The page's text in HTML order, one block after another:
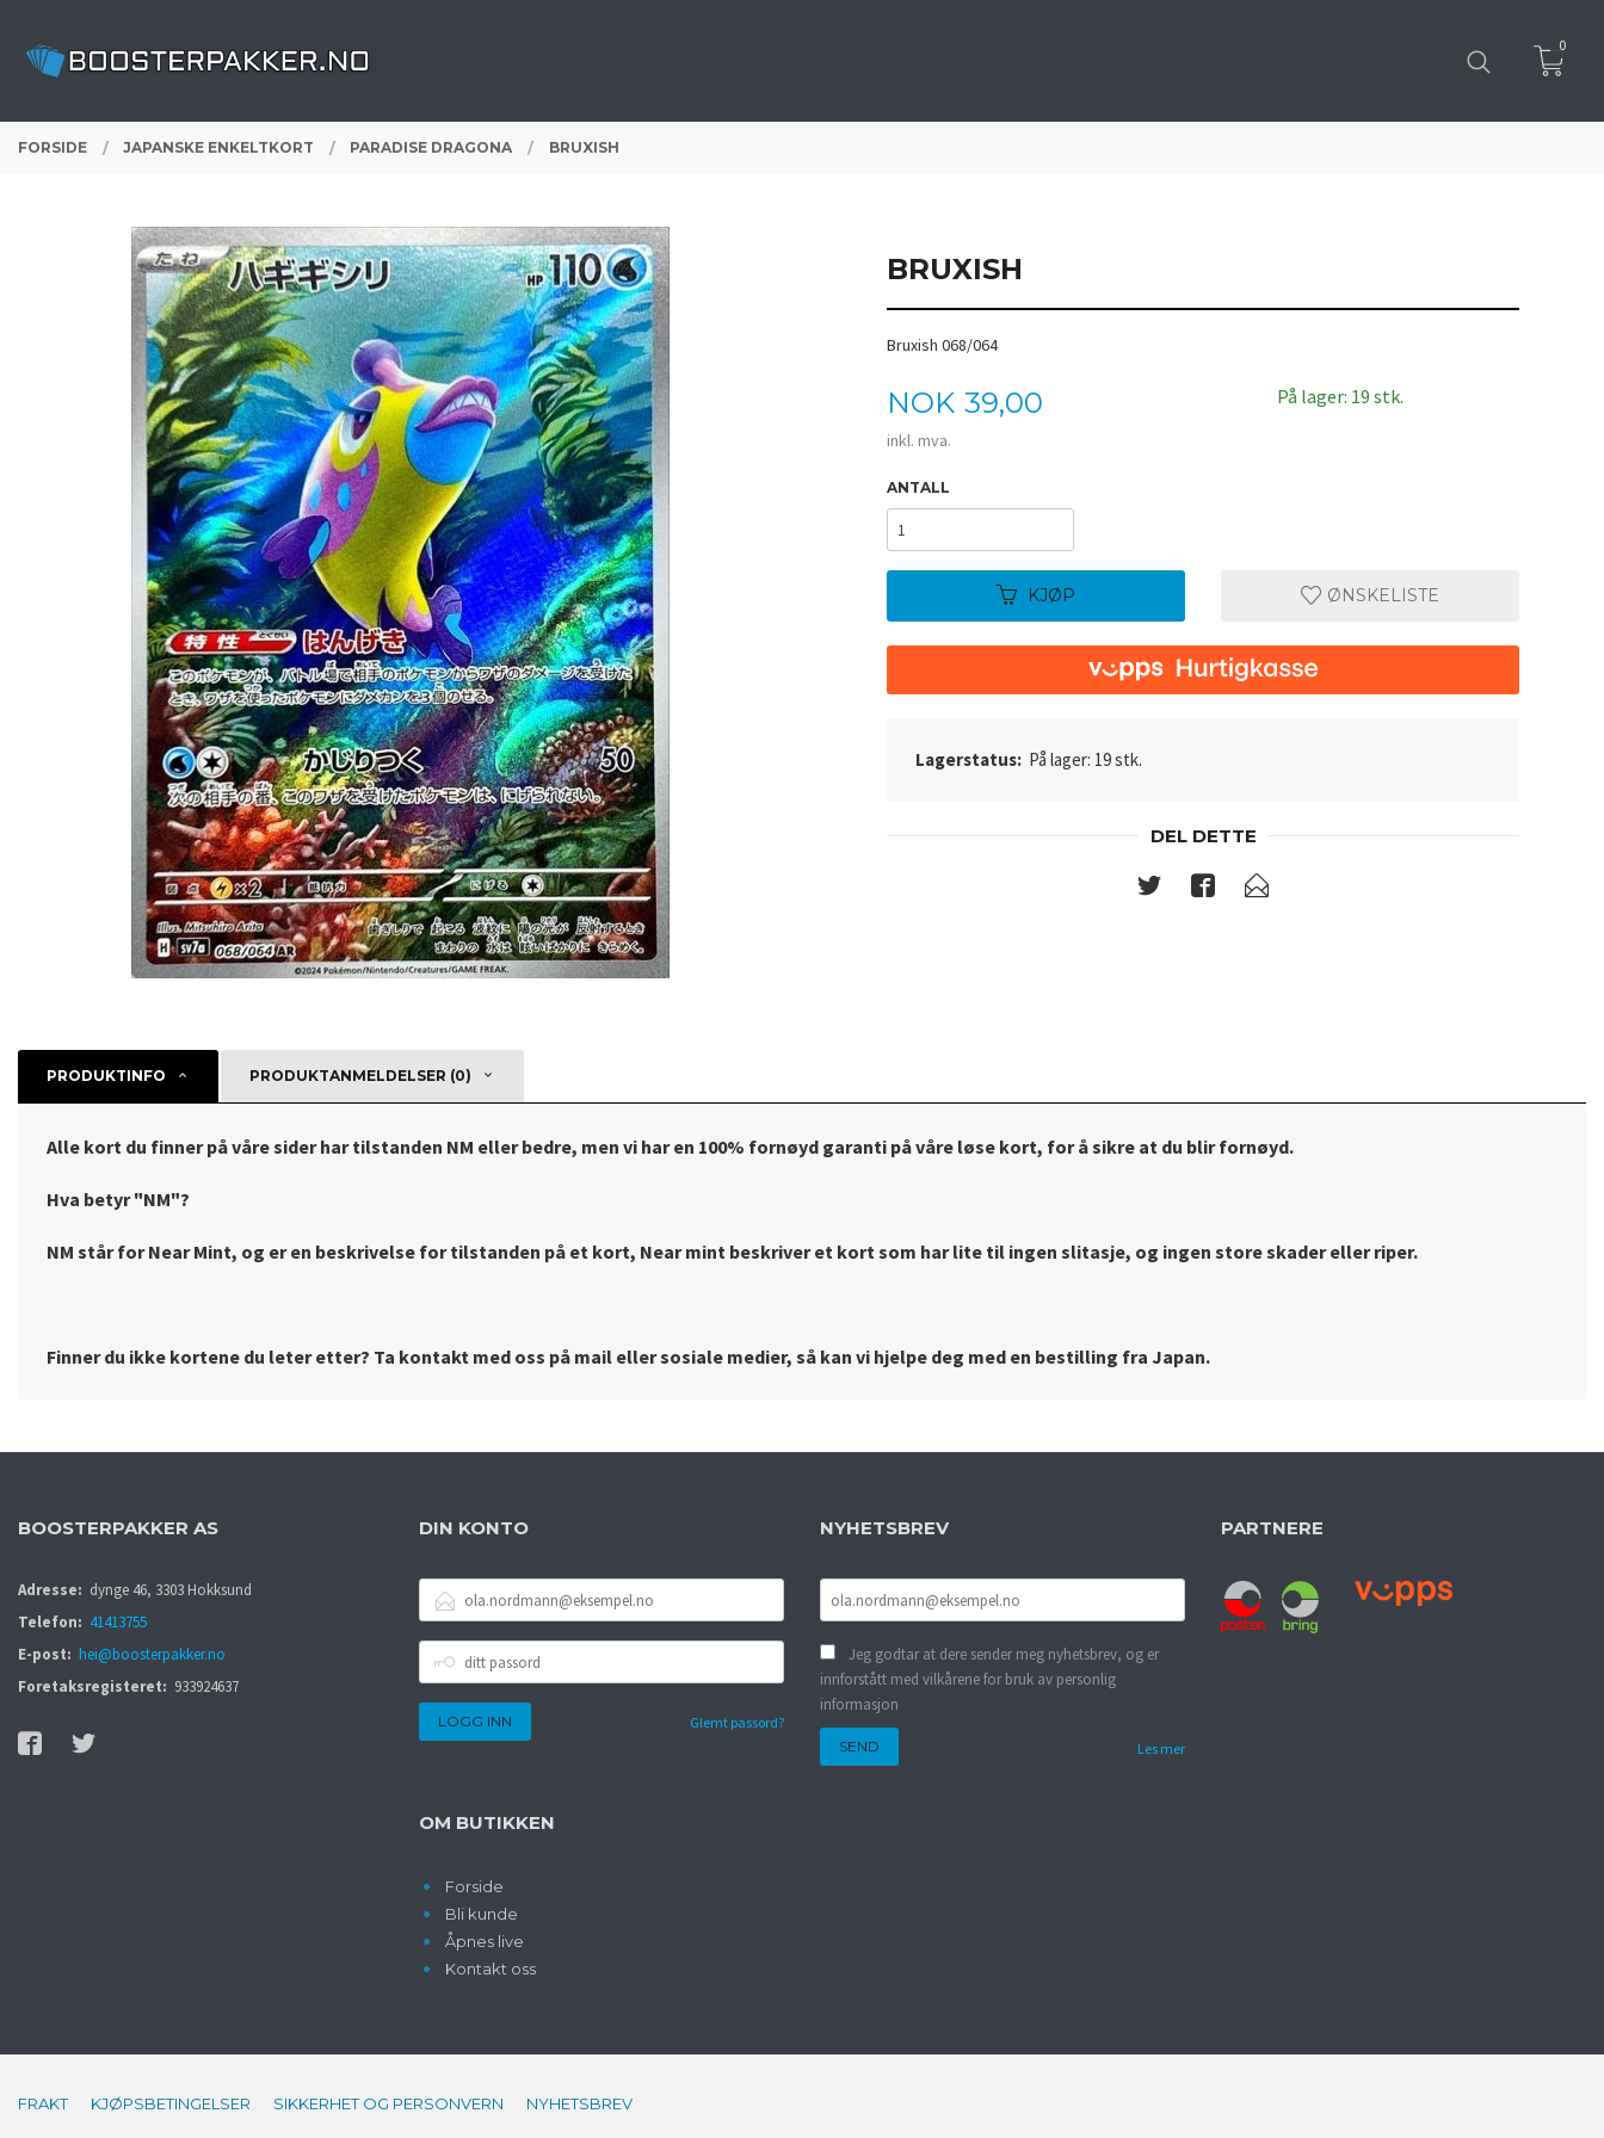
innholdet
0
FORSIDE JAPANSKE ENKELTKORT PARADISE DRAGONA BRUXISH
BRUXISH
Bruxish 068/064
Pris
NOK 39,00
inkl. mva.
På lager: 19 stk.
ANTALL
KJØP ØNSKELISTE
Lagerstatus: På lager: 19 stk.
DEL DETTE
PRODUKTINFO PRODUKTANMELDELSER (0)
Alle kort du finner på våre sider har tilstanden NM eller bedre, men vi har en 100% fornøyd garanti på våre løse kort, for å sikre at du blir fornøyd.
Hva betyr "NM"?
NM står for Near Mint, og er en beskrivelse for tilstanden på et kort, Near mint beskriver et kort som har lite til ingen slitasje, og ingen store skader eller riper.
Finner du ikke kortene du leter etter? Ta kontakt med oss på mail eller sosiale medier, så kan vi hjelpe deg med en bestilling fra Japan.
BOOSTERPAKKER AS
Adresse: dynge 46, 3303 Hokksund
Telefon: 41413755
E-post: hei@boosterpakker.no
Foretaksregisteret: 933924637
DIN KONTO
POSTADRESSE
PASSORD
Glemt passord?
OM BUTIKKEN
Forside
Bli kunde
Åpnes live
Kontakt oss
NYHETSBREV
Jeg godtar at dere sender meg nyhetsbrev, og er
innforstått med vilkårene for bruk av personlig
informasjon
Les mer
PARTNERE
FRAKT KJØPSBETINGELSER SIKKERHET OG PERSONVERN NYHETSBREV